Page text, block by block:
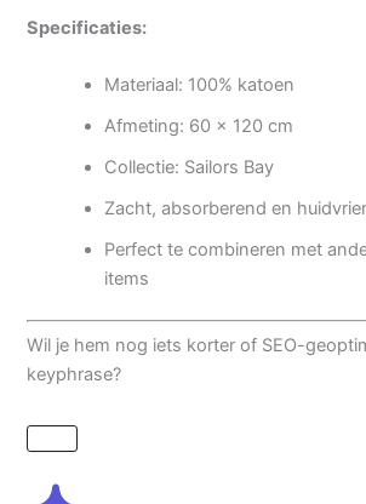
Specificaties:
Materiaal: 100% katoen
Afmeting: 60 x 120 cm
Collectie: Sailors Bay
Zacht, absorberend en
Perfect te combineren met
items
Wil je hem nog iets korter of SEO-
keyphrase?